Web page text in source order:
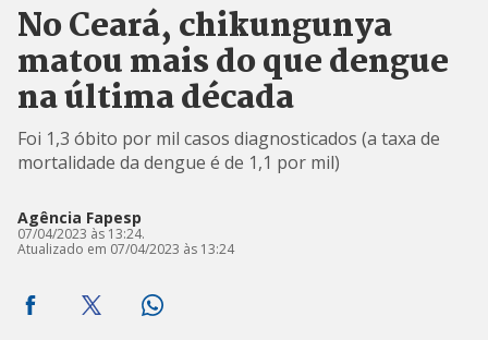
No Ceará, chikungunya
matou mais do que dengue
na última década
Foi 1,3 óbito por mil casos diagnosticados (a taxa de
mortalidade da dengue é de 1,1 por mil)
Agência Fapesp
07/04/2023 às 13:24.
Atualizado em 07/04/2023 às 13:24